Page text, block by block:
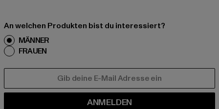
An welchen Produkten bist du interessiert?
MÄNNER
FRAUEN
ANMELDEN